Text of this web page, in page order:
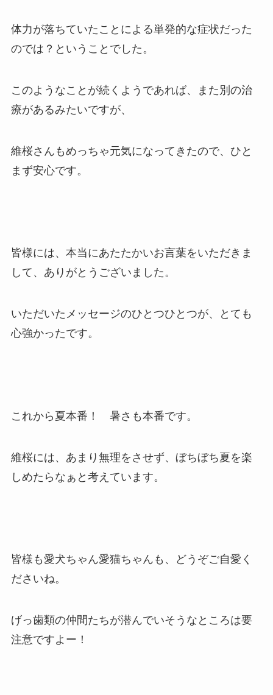
体力が落ちていたことによる単発的な症状だった
のでは？ということでした。
このようなことが続くようであれば、また別の治
療があるみたいですが、
維桜さんもめっちゃ元気になってきたので、ひと
まず安心です。
皆様には、本当にあたたかいお言葉をいただきま
して、ありがとうございました。
いただいたメッセージのひとつひとつが、とても
心強かったです。
これから夏本番！ 暑さも本番です。
維桜には、あまり無理をさせず、ぼちぼち夏を楽
しめたらなぁと考えています。
皆様も愛犬ちゃん愛猫ちゃんも、どうぞご自愛く
ださいね。
げっ歯類の仲間たちが潜んでいそうなところは要
注意ですよー！